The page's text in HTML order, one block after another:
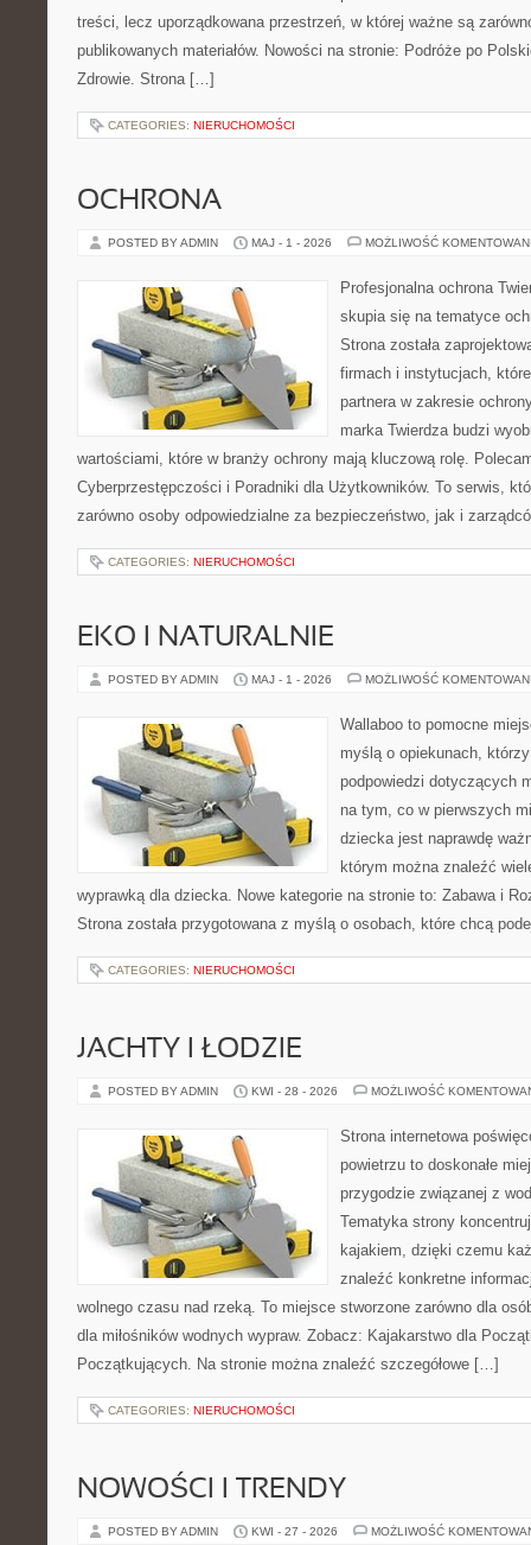
treści, lecz uporządkowana przestrzeń, w której ważne są
publikowanych materiałów. Nowości na stronie: Podróże po
Zdrowie. Strona […]
CATEGORIES: NIERUCHOMOŚCI
OCHRONA
POSTED BY ADMIN MAJ - 1 - 2026 MOŻLIWOŚĆ
Profesjonalna ochrona
skupia się na tematyce
Strona została
firmach i instytucjach,
partnera w zakresie
marka Twierdza budzi
wartościami, które w branży ochrony mają kluczową rolę.
Cyberprzestępczości i Poradniki dla Użytkowników. To serwis,
zarówno osoby odpowiedzialne za bezpieczeństwo, jak i
CATEGORIES: NIERUCHOMOŚCI
EKO I NATURALNIE
POSTED BY ADMIN MAJ - 1 - 2026 MOŻLIWOŚĆ
Wallaboo to pomocne
myślą o opiekunach,
podpowiedzi dotyczących
na tym, co w pierwszych
dziecka jest naprawdę
którym można znaleźć
wyprawką dla dziecka. Nowe kategorie na stronie to: Zabawa i
Strona została przygotowana z myślą o osobach, które chcą
CATEGORIES: NIERUCHOMOŚCI
JACHTY I ŁODZIE
POSTED BY ADMIN KWI - 28 - 2026 MOŻLIWOŚĆ
Strona internetowa
powietrzu to doskonałe
przygodzie związanej z
Tematyka strony
kajakiem, dzięki czemu
znaleźć konkretne
wolnego czasu nad rzeką. To miejsce stworzone zarówno dla
dla miłośników wodnych wypraw. Zobacz: Kajakarstwo dla
Początkujących. Na stronie można znaleźć szczegółowe […]
CATEGORIES: NIERUCHOMOŚCI
NOWOŚCI I TRENDY
POSTED BY ADMIN KWI - 27 - 2026 MOŻLIWOŚĆ